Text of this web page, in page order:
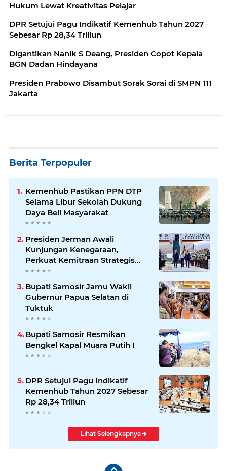
Hukum Lewat Kreativitas Pelajar
DPR Setujui Pagu Indikatif Kemenhub Tahun 2027
Sebesar Rp 28,34 Triliun
Digantikan Nanik S Deang, Presiden Copot Kepala
BGN Dadan Hindayana
Presiden Prabowo Disambut Sorak Sorai di SMPN 111
Jakarta
Berita Terpopuler
Kemenhub Pastikan PPN DTP
Selama Libur Sekolah Dukung
Daya Beli Masyarakat
Presiden Jerman Awali
Kunjungan Kenegaraan,
Perkuat Kemitraan Strategis
Indonesia–Jerman
Bupati Samosir Jamu Wakil
Gubernur Papua Selatan di
Tuktuk
Bupati Samosir Resmikan
Bengkel Kapal Muara Putih I
DPR Setujui Pagu Indikatif
Kemenhub Tahun 2027 Sebesar
Rp 28,34 Triliun
Lihat Selengkapnya